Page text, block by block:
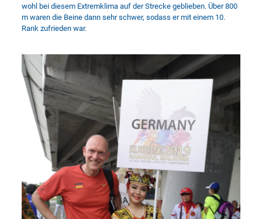
wohl bei diesem Extremklima auf der Strecke geblieben. Über 800
m waren die Beine dann sehr schwer, sodass er mit einem 10.
Rank zufrieden war.